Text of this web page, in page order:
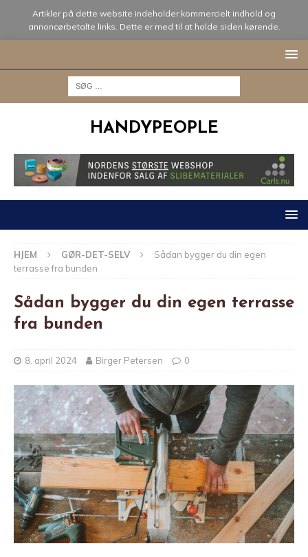
Artikler på dette website indeholder kommercielt indhold og
annoncørbetalte links. Dette er med til at holde siden kørende.
HANDYPEOPLE
HJEM GØR-DET-SELV
Sådan bygger du din egen
terrasse fra bunden
Sådan bygger du din egen terrasse
fra bunden
8. april 2024 Birger Petersen 0